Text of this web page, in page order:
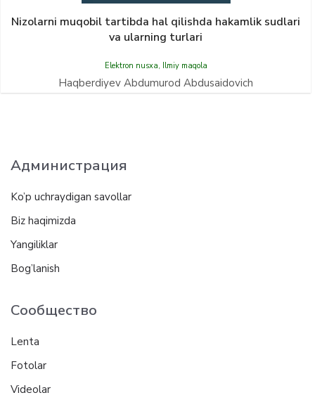
Nizolarni muqobil tartibda hal qilishda hakamlik sudlari
va ularning turlari
Elektron nusxa, Ilmiy maqola
Haqberdiyev Abdumurod Abdusaidovich
Администрация
Ko’p uchraydigan savollar
Biz haqimizda
Yangiliklar
Bog’lanish
Сообщество
Lenta
Fotolar
Videolar